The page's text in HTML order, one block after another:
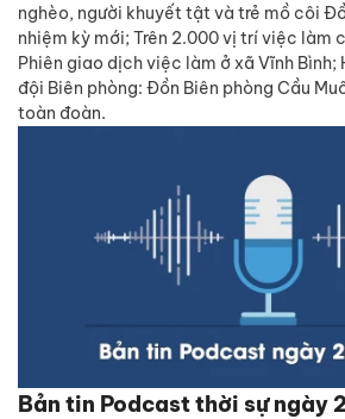
nghèo, người khuyết tật và trẻ mồ côi
nhiệm kỳ mới; Trên 2.000 vị trí việc làm
Phiên giao dịch việc làm ở xã Vĩnh Bình;
đội Biên phòng: Đồn Biên phòng Cầu
toàn đoàn.
Bản tin Podcast thời sự ngày